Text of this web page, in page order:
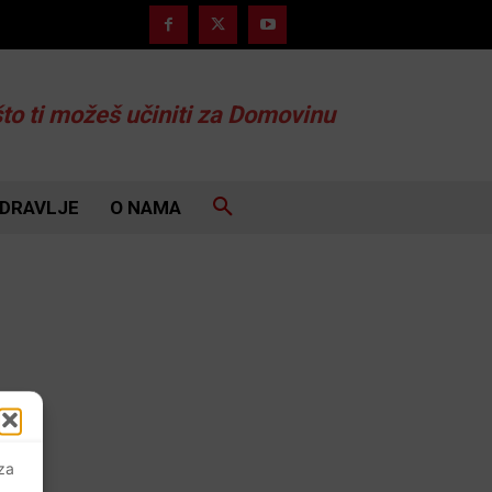
ti možeš učiniti za Domovinu
O NAMA